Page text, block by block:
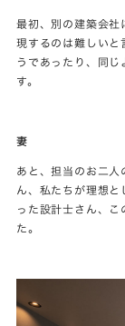
最初、別の建築会社
現するのは難しいと
うであったり、同
す。
妻
あと、担当のお二人
ん、私たちが理想と
った設計士さん、
た。